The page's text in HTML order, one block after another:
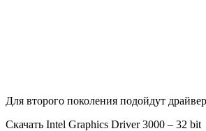
Для второго поколения подойдут
Скачать Intel Graphics Driver 3000 – 32 bit